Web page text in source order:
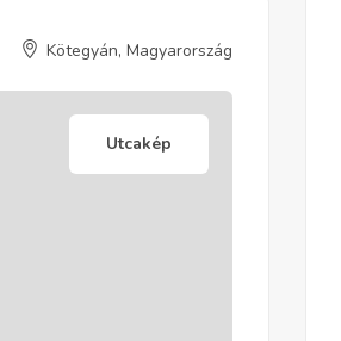
Kötegyán, Magyarország
Utcakép